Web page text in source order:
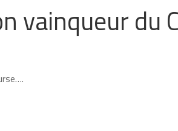
vainqueur du